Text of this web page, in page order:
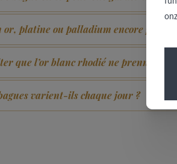
or, platine ou palladium encore plus
que l’or blanc rhodié ne prenne une
varient-ils chaque jour ?